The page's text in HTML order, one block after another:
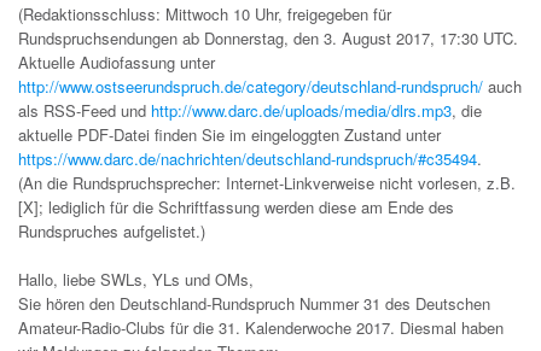
(Redaktionsschluss: Mittwoch 10 Uhr, freigegeben für
Rundspruchsendungen ab Donnerstag, den 3. August 2017, 17:30 UTC.
Aktuelle Audiofassung unter
http://www.ostseerundspruch.de/category/deutschland-rundspruch/ auch
als RSS-Feed und http://www.darc.de/uploads/media/dlrs.mp3, die
aktuelle PDF-Datei finden Sie im eingeloggten Zustand unter
https://www.darc.de/nachrichten/deutschland-rundspruch/#c35494.
(An die Rundspruchsprecher: Internet-Linkverweise nicht vorlesen, z.B.
[X]; lediglich für die Schriftfassung werden diese am Ende des
Rundspruches aufgelistet.)
Hallo, liebe SWLs, YLs und OMs,
Sie hören den Deutschland-Rundspruch Nummer 31 des Deutschen
Amateur-Radio-Clubs für die 31. Kalenderwoche 2017. Diesmal haben